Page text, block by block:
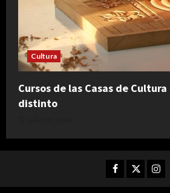
Cultura
Cursos de las Casas de
distinto
Facebook
Twitter